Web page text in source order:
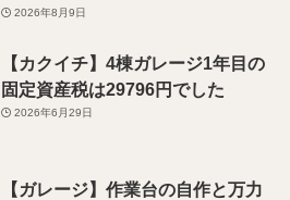
2026年8月9日
【カクイチ】4棟ガレージ1年目の
固定資産税は29796円でした
2026年6月29日
【ガレージ】作業台の自作と万力